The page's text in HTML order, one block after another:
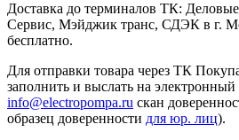
Доставка до терминалов ТК:
Сервис, Мэйджик транс, СДЭК в г.
бесплатно.
Для отправки товара через ТК
заполнить и выслать на электронный
info@electropompa.ru скан
образец доверенности для юр. лиц).